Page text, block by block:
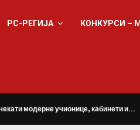
РС-РЕГИЈА КОНКУРСИ –
модерне учионице, кабинети и…